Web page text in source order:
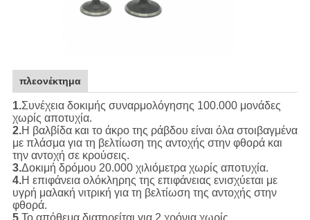
πλεονέκτημα
1.Συνέχεια δοκιμής συναρμολόγησης 100.000 μονάδες
χωρίς αποτυχία.
2.Η βαλβίδα και το άκρο της ράβδου είναι όλα στοιβαγμένα
με πλάσμα για τη βελτίωση της αντοχής στην φθορά και
την αντοχή σε κρούσεις.
3.Δοκιμή δρόμου 20.000 χιλιόμετρα χωρίς αποτυχία.
4.Η επιφάνεια ολόκληρης της επιφάνειας ενισχύεται με
υγρή μαλακή νιτρική για τη βελτίωση της αντοχής στην
φθορά.